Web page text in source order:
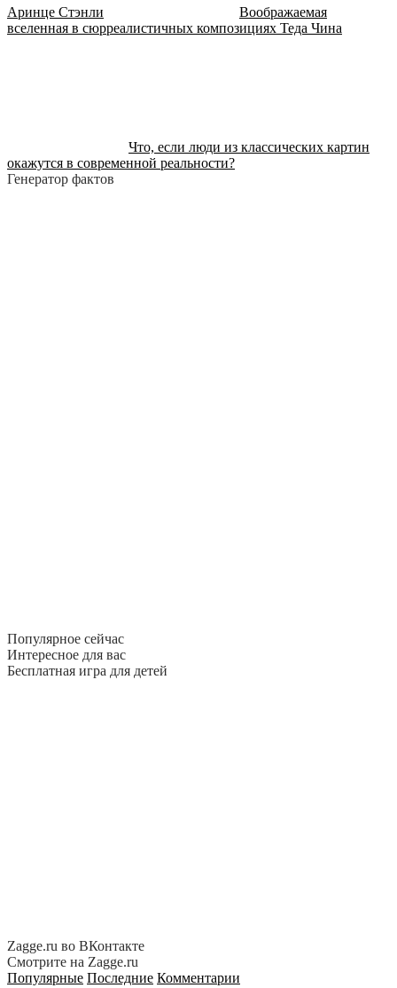
Аринце Стэнли
Воображаемая
вселенная в сюрреалистичных композициях Теда Чина
Что, если люди из классических картин
окажутся в современной реальности?
Генератор фактов
Популярное сейчас
Интересное для вас
Бесплатная игра для детей
Zagge.ru во ВКонтакте
Смотрите на Zagge.ru
Популярные Последние Комментарии